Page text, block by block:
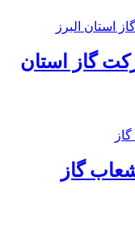
گاز استان
گاز